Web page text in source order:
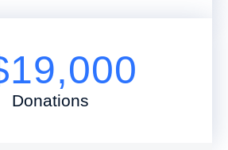
19,000
Donations